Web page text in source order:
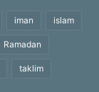
iman islam
Ramadan
taklim